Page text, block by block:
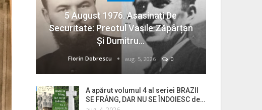
5 August 1976. Asasinați De
Securitate: Preotul Vasile Zăpârțan
Și Dumitru…
Florin Dobrescu aug. 5, 2026 0
A apărut volumul 4 al seriei BRAZII
SE FRÂNG, DAR NU SE ÎNDOIESC de…